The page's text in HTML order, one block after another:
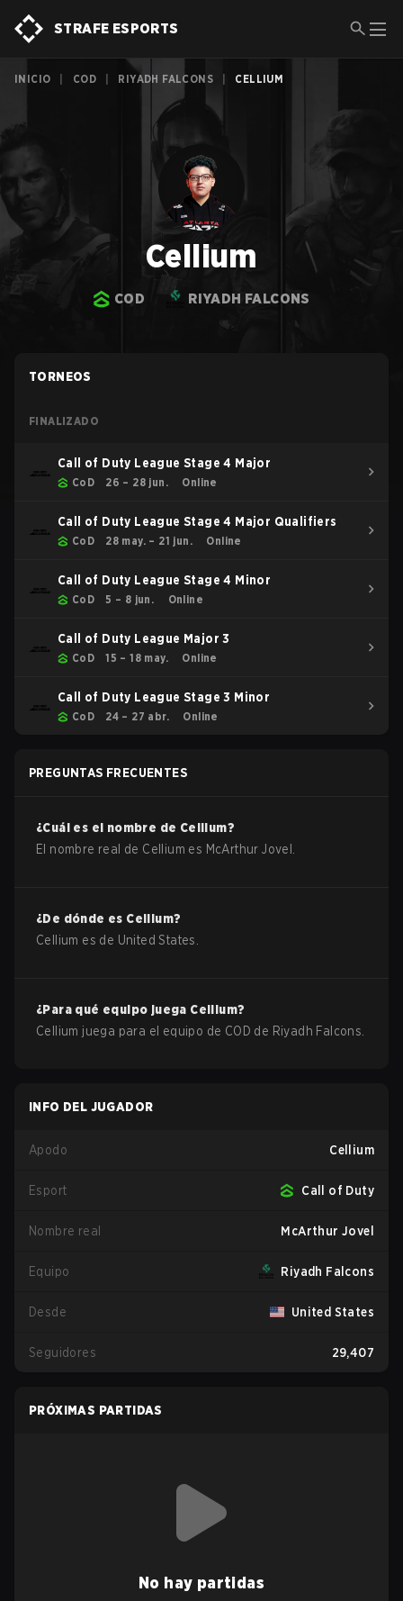
STRAFE ESPORTS
INICIO COD RIYADH FALCONS CELLIUM
Cellium
COD RIYADH FALCONS
TORNEOS
FINALIZADO
Call of Duty League Stage 4 Major
CoD 26 – 28 jun. Online
Call of Duty League Stage 4 Major Qualifiers
CoD 28 may. – 21 jun. Online
Call of Duty League Stage 4 Minor
CoD 5 – 8 jun. Online
Call of Duty League Major 3
CoD 15 – 18 may. Online
Call of Duty League Stage 3 Minor
CoD 24 – 27 abr. Online
PREGUNTAS FRECUENTES
¿Cuál es el nombre de Cellium?
El nombre real de Cellium es McArthur Jovel
¿De dónde es Cellium?
Cellium es de United States
¿Para qué equipo juega Cellium?
Cellium juega para el equipo de COD de Riyadh Falcons
INFO DEL JUGADOR
Apodo Cellium
Esport Call of Duty
Nombre real McArthur Jovel
Equipo Riyadh Falcons
Desde United States
Seguidores 29,407
PRÓXIMAS PARTIDAS
No hay partidas